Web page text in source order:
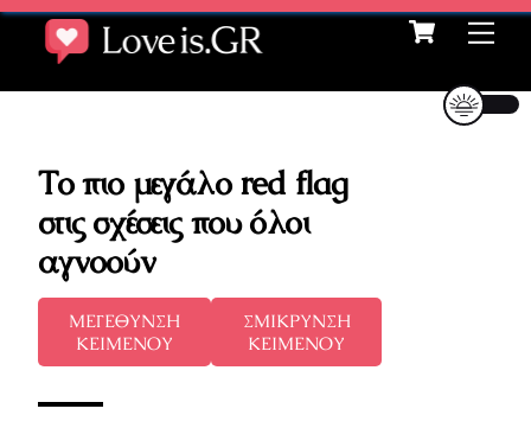
Skip
content
Cart
Το πιο μεγάλο red flag
στις σχέσεις που όλοι
αγνοούν
ΜΕΓΕΘΥΝΣΗ
ΚΕΙΜΕΝΟΥ
ΣΜΙΚΡΥΝΣΗ
ΚΕΙΜΕΝΟΥ